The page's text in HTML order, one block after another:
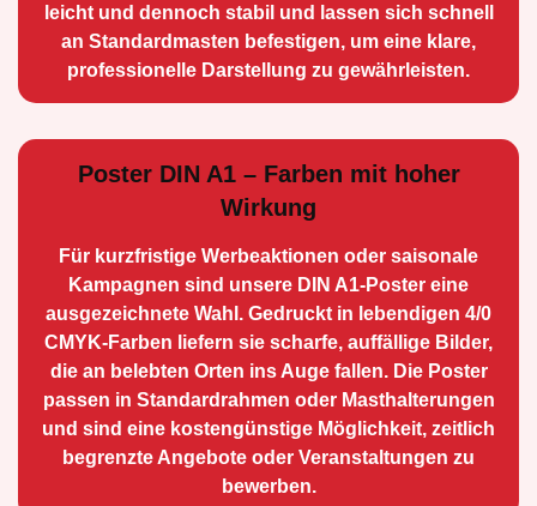
leicht und dennoch stabil und lassen sich schnell
an Standard­masten befestigen, um eine klare,
professionelle Darstellung zu gewährleisten.
Poster DIN A1 – Farben mit hoher
Wirkung
Für kurzfristige Werbe­aktionen oder saisonale
Kampagnen sind unsere DIN A1-Poster eine
ausge­zeichnete Wahl. Gedruckt in lebendigen 4/0
CMYK-Farben liefern sie scharfe, auffällige Bilder,
die an belebten Orten ins Auge fallen. Die Poster
passen in Standardrahmen oder Masthalterungen
und sind eine kostengünstige Möglichkeit, zeitlich
begrenzte Angebote oder Veranstaltungen zu
bewerben.